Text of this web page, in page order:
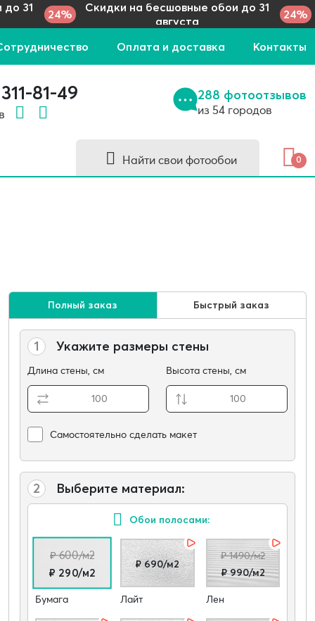
31
24%
Скидки на бесшовные обои до 31
августа
24%
Оплата и доставка Контакты
81-49 288 фотоотзывов
из 54 городов
Найти свои фотообои 0
Полный заказ Быстрый заказ
1 Укажите размеры стены
Длина стены, см Высота стены, см
Самостоятельно сделать макет
2 Выберите материал:
Обои полосами:
₽ 600/м2
₽ 290/м2
Бумага
₽ 690/м2
Лайт
₽ 1490/м2
₽ 990/м2
Лен